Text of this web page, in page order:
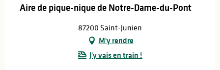
Aire de pique-nique de Notre-Dame-du-Pont
87200 Saint-Junien
M'y rendre
J'y vais en train !